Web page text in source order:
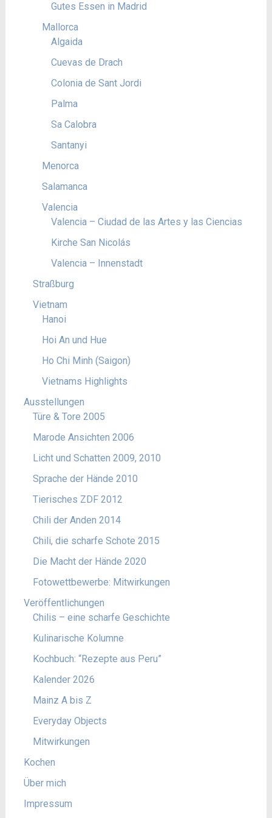
Gutes Essen in Madrid
Mallorca
Algaida
Cuevas de Drach
Colonia de Sant Jordi
Palma
Sa Calobra
Santanyi
Menorca
Salamanca
Valencia
Valencia – Ciudad de las Artes y las Ciencias
Kirche San Nicolás
Valencia – Innenstadt
Straßburg
Vietnam
Hanoi
Hoi An und Hue
Ho Chi Minh (Saigon)
Vietnams Highlights
Ausstellungen
Türe & Tore 2005
Marode Ansichten 2006
Licht und Schatten 2009, 2010
Sprache der Hände 2010
Tierisches ZDF 2012
Chili der Anden 2014
Chili, die scharfe Schote 2015
Die Macht der Hände 2020
Fotowettbewerbe: Mitwirkungen
Veröffentlichungen
Chilis – eine scharfe Geschichte
Kulinarische Kolumne
Kochbuch: “Rezepte aus Peru”
Kalender 2026
Mainz A bis Z
Everyday Objects
Mitwirkungen
Kochen
Über mich
Impressum